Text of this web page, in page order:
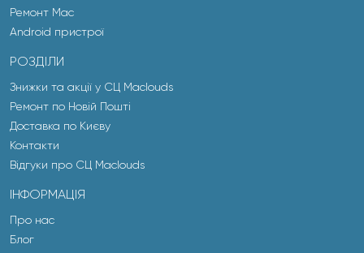
Ремонт Mac
Android пристрої
РОЗДІЛИ
Знижки та акції у СЦ Maclouds
Ремонт по Новій Пошті
Доставка по Києву
Контакти
Відгуки про СЦ Maclouds
ІНФОРМАЦІЯ
Про нас
Блог